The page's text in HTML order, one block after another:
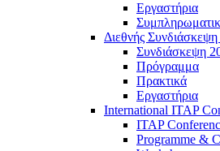
Εργαστήρια
Διεθνής
Συνδιάσκεψη
Πρόγραμμα
Πρακτικά
Εργαστήρια
International ITAP
ITAP
Programme &